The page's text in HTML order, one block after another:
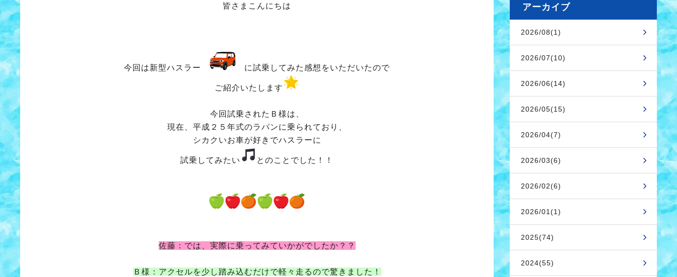
皆さまこんにちは
今回は新型ハスラー に試乗してみた感想をいただいたので
ご紹介いたします
今回試乗されたＢ様は、
現在、平成２５年式のラパンに乗られており、
シカクいお車が好きでハスラーに
試乗してみたい とのことでした！！
佐藤：では、実際に乗ってみていかがでしたか？？
Ｂ様：アクセルを少し踏み込むだけで軽々走るので驚きました！
アーカイブ
2026/08(1)
2026/07(10)
2026/06(14)
2026/05(15)
2026/04(7)
2026/03(6)
2026/02(6)
2026/01(1)
2025(74)
2024(55)